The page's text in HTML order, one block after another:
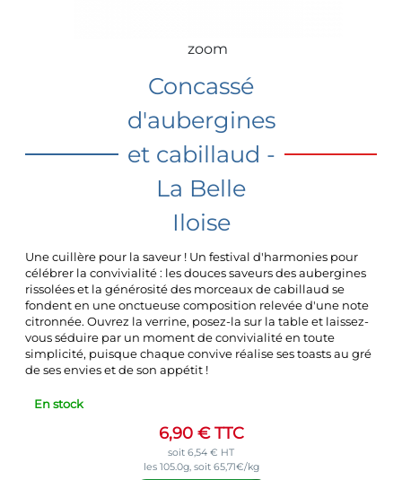
zoom
Concassé
d'aubergines
et cabillaud -
La Belle
Iloise
Une cuillère pour la saveur ! Un festival d'harmonies pour
célébrer la convivialité : les douces saveurs des aubergines
rissolées et la générosité des morceaux de cabillaud se
fondent en une onctueuse composition relevée d'une note
citronnée. Ouvrez la verrine, posez-la sur la table et laissez-
vous séduire par un moment de convivialité en toute
simplicité, puisque chaque convive réalise ses toasts au gré
de ses envies et de son appétit !
En stock
6,90 €TTC
soit 6,54 € HT
les 105.0g, soit 65,71€/kg